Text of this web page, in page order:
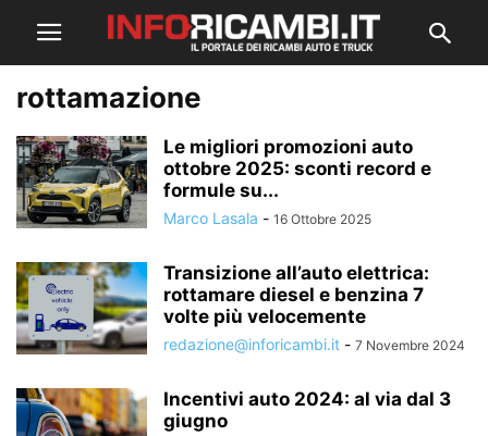
rottamazione
Le migliori promozioni auto
ottobre 2025: sconti record e
formule su...
Marco Lasala - 16 Ottobre 2025
Transizione all’auto elettrica:
rottamare diesel e benzina 7
volte più velocemente
redazione@inforicambi.it - 7 Novembre 2024
Incentivi auto 2024: al via dal 3
giugno